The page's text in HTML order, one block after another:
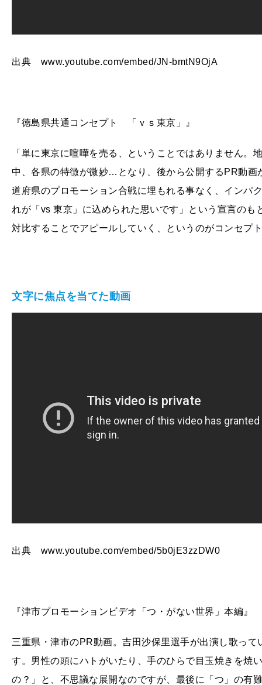
出典 www.youtube.com/embed/JN-bmtN9OjA
『徳島県共通コンセプト 「ｖｓ東京」』
「単に東京に喧嘩を売る、ということではありません。
中、各県の特徴が微妙…となり、後から公開するPR動画
道府県のプロモーション合戦に埋もれる事なく、イン
れが「vs 東京」に込められた思いです」という宣言の
対比することでアピールしていく、というのがコンセプ
文字に焦点を当てた動画
出典 www.youtube.com/embed/5b0jE3zzDW0
『津市プロモーションビデオ「つ・がない世界」本編』
三重県・津市のPR動画。吉田沙保里選手が出演し歌っ
す。男性の頭にハトがいたり、手のひらで目玉焼きを焼
の？」と、不思議な展開なのですが、最後に「つ」の有